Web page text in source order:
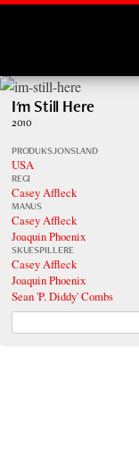
I'm Still Here
2010
PRODUKSJONSLAND
USA
REGI
Casey Affleck
MANUS
Casey Affleck
Joaquin Phoenix
SKUESPILLERE
Casey Affleck
Joaquin Phoenix
Sean 'P. Diddy' Combs